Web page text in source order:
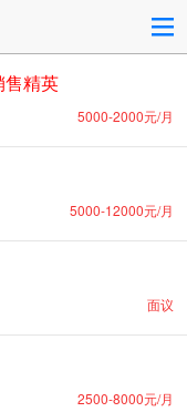
售精英
5000-2000元/月
5000-12000元/月
面议
2500-8000元/月